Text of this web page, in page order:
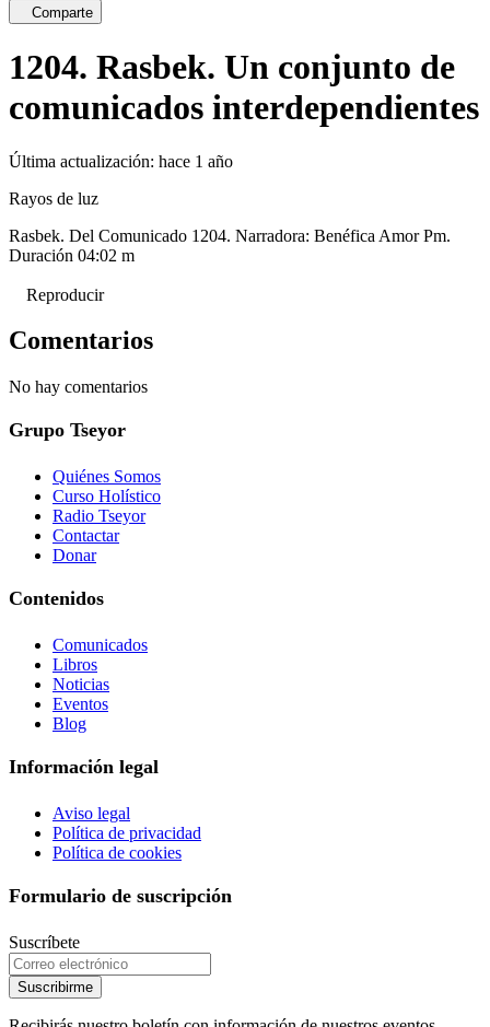
Comparte
1204. Rasbek. Un conjunto de
comunicados interdependientes
Última actualización: hace 1 año
Rayos de luz
Rasbek. Del Comunicado 1204. Narradora: Benéfica Amor Pm.
Duración 04:02 m
Reproducir
Comentarios
No hay comentarios
Grupo Tseyor
Quiénes Somos
Curso Holístico
Radio Tseyor
Contactar
Donar
Contenidos
Comunicados
Libros
Noticias
Eventos
Blog
Información legal
Aviso legal
Política de privacidad
Política de cookies
Formulario de suscripción
Suscríbete
Suscribirme